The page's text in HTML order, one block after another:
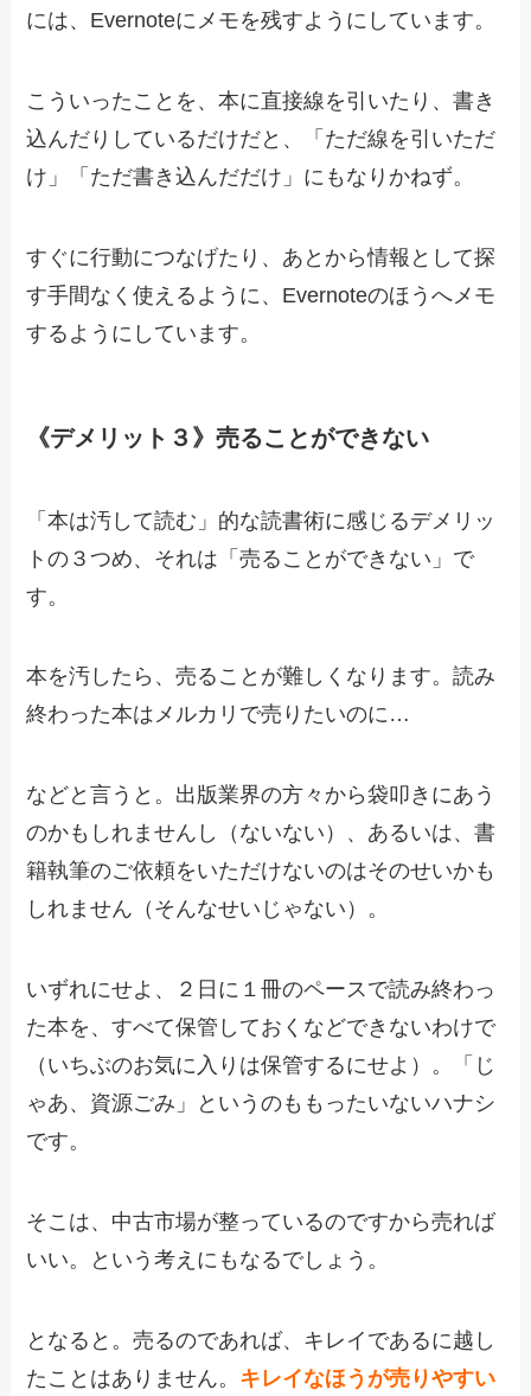
には、Evernoteにメモを残すようにしています。
こういったことを、本に直接線を引いたり、書き
込んだりしているだけだと、「ただ線を引いただ
け」「ただ書き込んだだけ」にもなりかねず。
すぐに行動につなげたり、あとから情報として探
す手間なく使えるように、Evernoteのほうへメモ
するようにしています。
《デメリット３》売ることができない
「本は汚して読む」的な読書術に感じるデメリッ
トの３つめ、それは「売ることができない」で
す。
本を汚したら、売ることが難しくなります。読み
終わった本はメルカリで売りたいのに…
などと言うと。出版業界の方々から袋叩きにあう
のかもしれませんし（ないない）、あるいは、書
籍執筆のご依頼をいただけないのはそのせいかも
しれません（そんなせいじゃない）。
いずれにせよ、２日に１冊のペースで読み終わっ
た本を、すべて保管しておくなどできないわけで
（いちぶのお気に入りは保管するにせよ）。「じ
ゃあ、資源ごみ」というのももったいないハナシ
です。
そこは、中古市場が整っているのですから売れば
いい。という考えにもなるでしょう。
となると。売るのであれば、キレイであるに越し
たことはありません。 キレイなほうが売りやすい